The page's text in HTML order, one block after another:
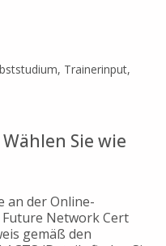
Trainerinput,
Sie wie
an der Online-
Network Cert
gemäß den